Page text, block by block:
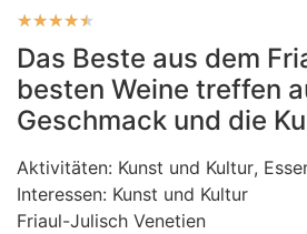
★★★★★
Das Beste aus dem
besten Weine treffen
Geschmack und die
Aktivitäten: Kunst und Kultur,
Interessen: Kunst und Kultur
Friaul-Julisch Venetien